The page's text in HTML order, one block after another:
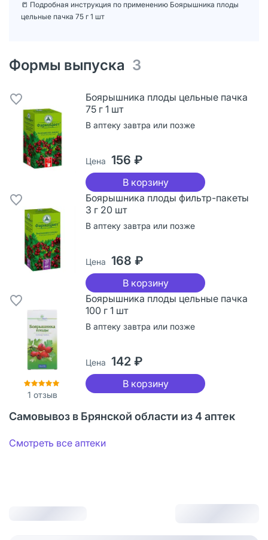
📒 Подробная инструкция по применению Боярышника плоды
цельные пачка 75 г 1 шт
Формы выпуска 3
Боярышника плоды цельные пачка
75 г 1 шт
В аптеку завтра или позже
Цена 156 ₽
В корзину
Боярышника плоды фильтр-пакеты
3 г 20 шт
В аптеку завтра или позже
Цена 168 ₽
В корзину
1 отзыв
Боярышника плоды цельные пачка
100 г 1 шт
В аптеку завтра или позже
Цена 142 ₽
В корзину
Самовывоз в Брянской области из 4 аптек
Смотреть все аптеки